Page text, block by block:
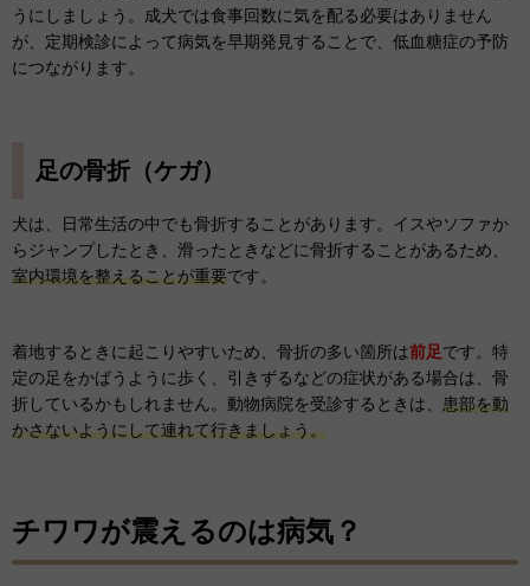
うにしましょう。成犬では食事回数に気を配る必要はありません
が、定期検診によって病気を早期発見することで、低血糖症の予防
につながります。
足の骨折（ケガ）
犬は、日常生活の中でも骨折することがあります。イスやソファか
らジャンプしたとき、滑ったときなどに骨折することがあるため、
室内環境を整えることが重要です。
着地するときに起こりやすいため、骨折の多い箇所は前足です。特
定の足をかばうように歩く、引きずるなどの症状がある場合は、骨
折しているかもしれません。動物病院を受診するときは、 患部を動
かさないようにして連れて行きましょう。
チワワが震えるのは病気？